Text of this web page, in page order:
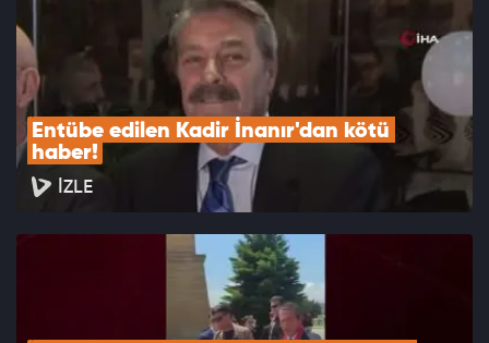
Entübe edilen Kadir İnanır'dan kötü
haber!
İZLE